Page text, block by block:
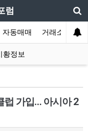
럼
자동매매 거래소
황정보
럽 가입… 아시아 2